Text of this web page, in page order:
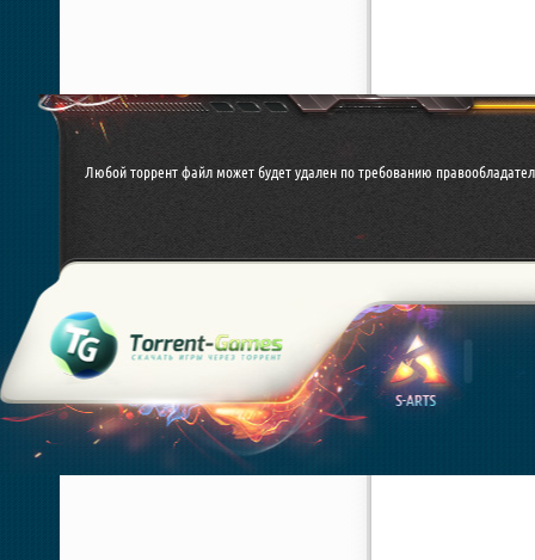
Любой торрент файл может будет удален по требованию